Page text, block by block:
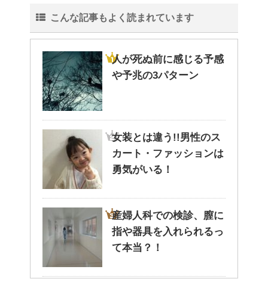
こんな記事もよく読まれています
人が死ぬ前に感じる予感
や予兆の3パターン
女装とは違う!!男性のス
カート・ファッションは
勇気がいる！
産婦人科での検診、膣に
指や器具を入れられるっ
て本当？！